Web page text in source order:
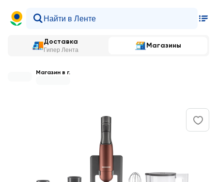
Доставка
Гипер Лента
Магазины
Магазин в г.